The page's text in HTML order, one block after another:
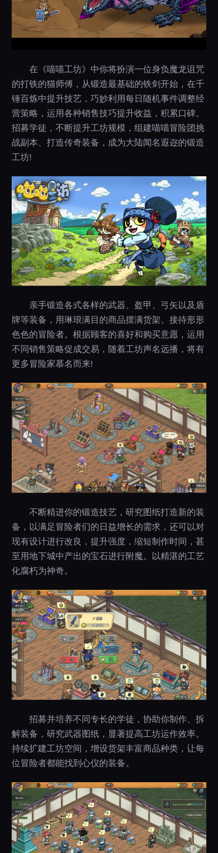
在《喵喵工坊》中你将扮演一位身负魔龙诅咒
的打铁的猫师傅，从锻造最基础的铁剑开始，在千
锤百炼中提升技艺，巧妙利用每日随机事件调整经
营策略，运用各种销售技巧提升收益，积累口碑。
招募学徒，不断提升工坊规模，组建喵喵冒险团挑
战副本、打造传奇装备，成为大陆闻名遐迩的锻造
工坊!
亲手锻造各式各样的武器、盔甲、弓矢以及盾
牌等装备，用琳琅满目的商品摆满货架。接待形形
色色的冒险者。根据顾客的喜好和购买意愿，运用
不同销售策略促成交易，随着工坊声名远播，将有
更多冒险家慕名而来!
不断精进你的锻造技艺，研究图纸打造新的装
备，以满足冒险者们的日益增长的需求，还可以对
现有设计进行改良，提升强度，缩短制作时间，甚
至用地下城中产出的宝石进行附魔。以精湛的工艺
化腐朽为神奇。
招募并培养不同专长的学徒，协助你制作、拆
解装备，研究武器图纸，显著提高工坊运作效率。
持续扩建工坊空间，增设货架丰富商品种类，让每
位冒险者都能找到心仪的装备。